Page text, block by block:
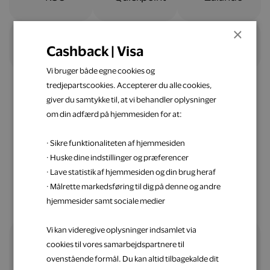
Nemt og ligetil
Spar penge op med Visa
Alle fordele samlet ét sted
×
Cashback | Visa
Vi bruger både egne cookies og
tredjepartscookies. Accepterer du alle cookies,
giver du samtykke til, at vi behandler oplysninger
om din adfærd på hjemmesiden for at:
· Sikre funktionaliteten af hjemmesiden
· Huske dine indstillinger og præferencer
· Lave statistik af hjemmesiden og din brug heraf
· Målrette markedsføring til dig på denne og andre
hjemmesider samt sociale medier
Vi kan videregive oplysninger indsamlet via
cookies til vores samarbejdspartnere til
ovenstående formål. Du kan altid tilbagekalde dit